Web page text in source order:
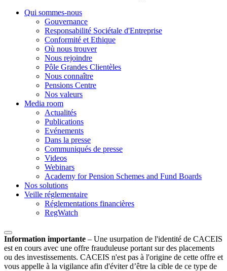
Qui sommes-nous
Gouvernance
Responsabilité Sociétale d'Entreprise
Conformité et Ethique
Où nous trouver
Nous rejoindre
Pôle Grandes Clientèles
Nous connaître
Pensions Centre
Nos valeurs
Media room
Actualités
Publications
Evénements
Dans la presse
Communiqués de presse
Videos
Webinars
Academy for Pension Schemes and Fund Boards
Nos solutions
Veille réglementaire
Réglementations financières
RegWatch
Information importante – Une usurpation de l'identité de CACEIS
est en cours avec une offre frauduleuse portant sur des placements
ou des investissements. CACEIS n'est pas à l'origine de cette offre et
vous appelle à la vigilance afin d'éviter d’être la cible de ce type de